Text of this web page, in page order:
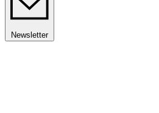
Newsletter